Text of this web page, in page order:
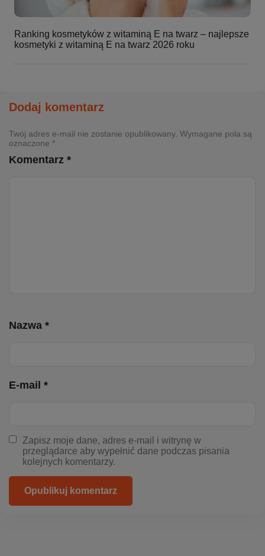
Ranking kosmetyków z witaminą E na twarz – najlepsze
kosmetyki z witaminą E na twarz 2026 roku
Dodaj komentarz
Twój adres e-mail nie zostanie opublikowany. Wymagane pola są
oznaczone *
Komentarz *
Nazwa *
E-mail *
Zapisz moje dane, adres e-mail i witrynę w
przeglądarce aby wypełnić dane podczas pisania
kolejnych komentarzy.
Opublikuj komentarz